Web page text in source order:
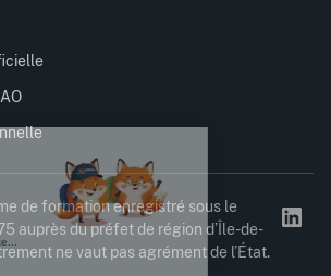
de formation enregistré sous le
auprès du préfet de région d’Île-de-
ne vaut pas agrément de l’État.